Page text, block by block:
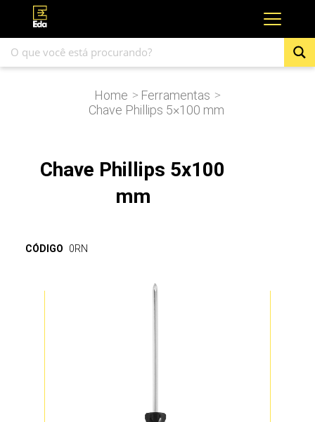
Home > Ferramentas >
Chave Phillips 5×100 mm
Chave Phillips 5x100
mm
CÓDIGO 0RN